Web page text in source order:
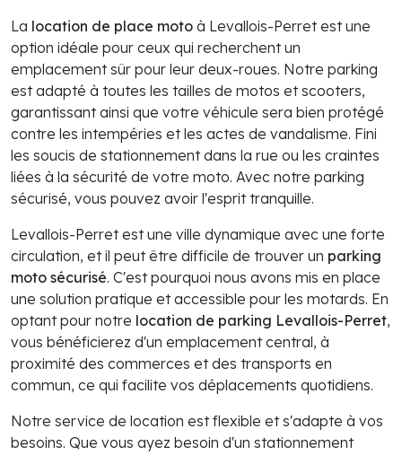
La location de place moto à Levallois-Perret est une
option idéale pour ceux qui recherchent un
emplacement sûr pour leur deux-roues. Notre parking
est adapté à toutes les tailles de motos et scooters,
garantissant ainsi que votre véhicule sera bien protégé
contre les intempéries et les actes de vandalisme. Fini
les soucis de stationnement dans la rue ou les craintes
liées à la sécurité de votre moto. Avec notre parking
sécurisé, vous pouvez avoir l'esprit tranquille.
Levallois-Perret est une ville dynamique avec une forte
circulation, et il peut être difficile de trouver un parking
moto sécurisé. C'est pourquoi nous avons mis en place
une solution pratique et accessible pour les motards. En
optant pour notre location de parking Levallois-Perret,
vous bénéficierez d'un emplacement central, à
proximité des commerces et des transports en
commun, ce qui facilite vos déplacements quotidiens.
Notre service de location est flexible et s'adapte à vos
besoins. Que vous ayez besoin d'un stationnement